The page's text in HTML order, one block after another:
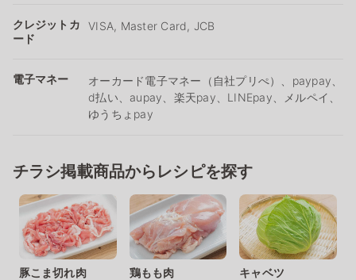
クレジットカ
ード
VISA, Master Card, JCB
電子マネー
オーカード電子マネー（自社プリぺ）、paypay、
d払い、aupay、楽天pay、LINEpay、メルペイ、
ゆうちょpay
チラシ掲載商品からレシピを探す
豚こま切れ肉 鶏もも肉 キャベツ